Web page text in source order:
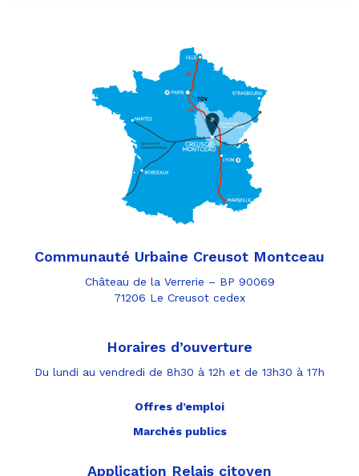
Communauté Urbaine Creusot Montceau
Château de la Verrerie – BP 90069
71206 Le Creusot cedex
Horaires d’ouverture
Du lundi au vendredi de 8h30 à 12h et de 13h30 à 17h
Offres d’emploi
Marchés publics
Application Relais citoyen